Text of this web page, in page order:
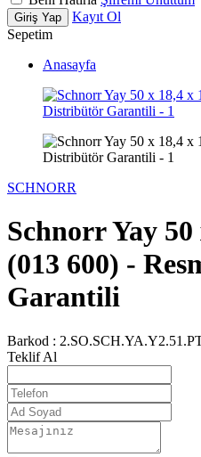
Giriş Yap
Kayıt Ol
Sepetim
Anasayfa
SCHNORR
Schnorr Yay
(013 600) -
Garantili
Barkod :
Teklif Al